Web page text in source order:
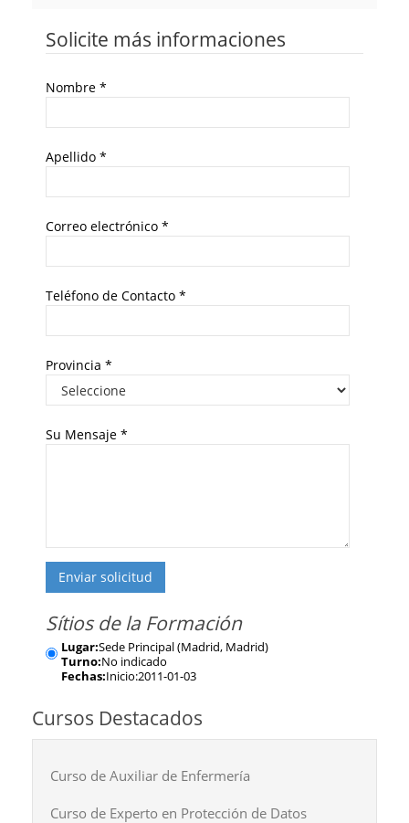
Solicite más informaciones
Nombre *
Apellido *
Correo electrónico *
Teléfono de Contacto *
Provincia *
Su Mensaje *
Enviar solicitud
Sítios de la Formación
Lugar:Sede Principal (Madrid, Madrid)
Turno:No indicado
Fechas:Inicio:2011-01-03
Cursos Destacados
Curso de Auxiliar de Enfermería
Curso de Experto en Protección de Datos